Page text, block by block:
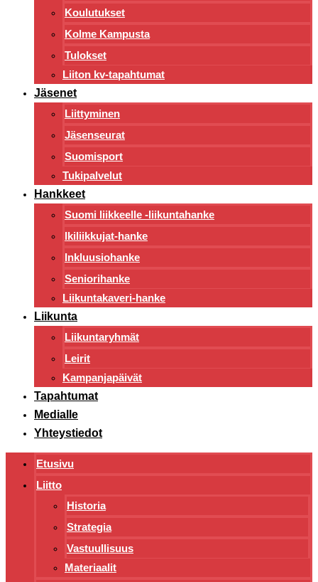
Koulutukset
Kolme Kampusta
Tulokset
Liiton kv-tapahtumat
Jäsenet
Liittyminen
Jäsenseurat
Suomisport
Tukipalvelut
Hankkeet
Suomi liikkeelle -liikuntahanke
Ikiliikkujat-hanke
Inkluusiohanke
Seniorihanke
Liikuntakaveri-hanke
Liikunta
Liikuntaryhmät
Leirit
Kampanjapäivät
Tapahtumat
Medialle
Yhteystiedot
Etusivu
Liitto
Historia
Strategia
Vastuullisuus
Materiaalit